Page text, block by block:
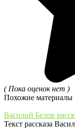
( Пока оценок нет )
Похожие материалы
Василий Белов
Текст рассказа